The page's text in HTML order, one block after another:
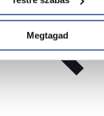
Megtagad